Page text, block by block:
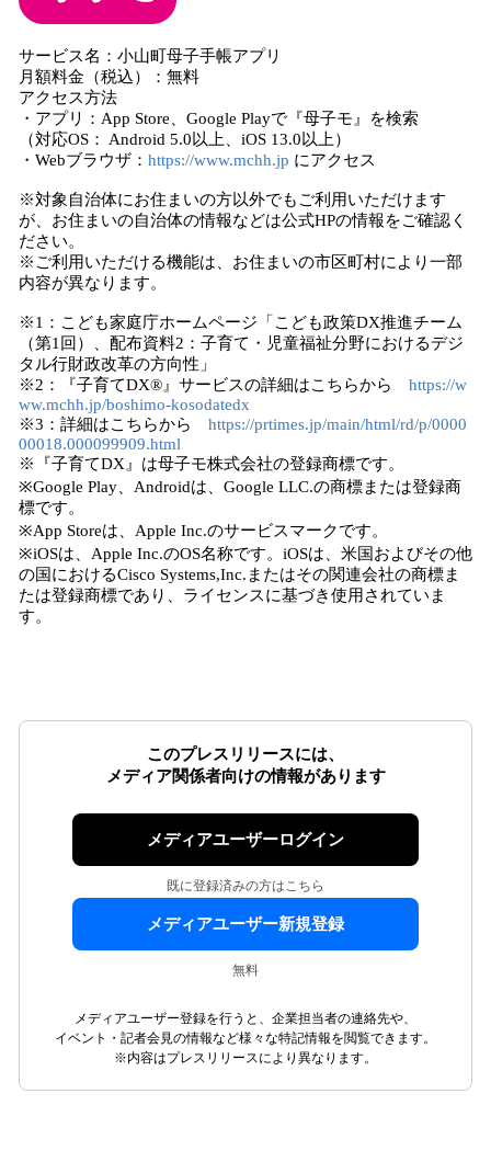
サービス名：小山町母子手帳アプリ
月額料金（税込）：無料
アクセス方法
・アプリ：App Store、Google Playで『母子モ』を検索
（対応OS： Android 5.0以上、iOS 13.0以上）
・Webブラウザ： https://www.mchh.jp にアクセス
※対象自治体にお住まいの方以外でもご利用いただけます
が、お住まいの自治体の情報などは公式HPの情報をご確認く
ださい。
※ご利用いただける機能は、お住まいの市区町村により一部
内容が異なります。
※1：こども家庭庁ホームページ「こども政策DX推進チーム
（第1回）、配布資料2：子育て・児童福祉分野におけるデジ
タル行財政改革の方向性」
※2：『子育てDX®』サービスの詳細はこちらから https://w
ww.mchh.jp/boshimo-kosodatedx
※3：詳細はこちらから https://prtimes.jp/main/html/rd/p/0000
00018.000099909.html
※『子育てDX』は母子モ株式会社の登録商標です。
※Google Play、Androidは、Google LLC.の商標または登録商
標です。
※App Storeは、Apple Inc.のサービスマークです。
※iOSは、Apple Inc.のOS名称です。iOSは、米国およびその他
の国におけるCisco Systems,Inc.またはその関連会社の商標ま
たは登録商標であり、ライセンスに基づき使用されていま
す。
このプレスリリースには、
メディア関係者向けの情報があります
メディアユーザーログイン
既に登録済みの方はこちら
メディアユーザー新規登録
無料
メディアユーザー登録を行うと、企業担当者の連絡先や、
イベント・記者会見の情報など様々な特記情報を閲覧できます。
※内容はプレスリリースにより異なります。